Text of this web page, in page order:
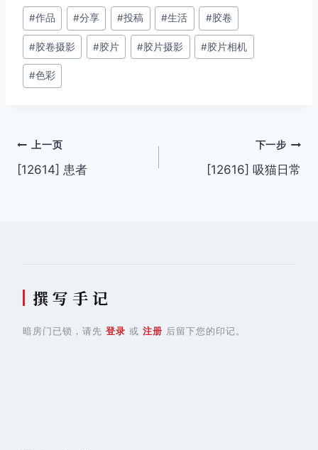
文
章
标
签：
#作品 #分享 #投稿 #生活 #胶卷
#胶卷摄影 #胶片 #胶片摄影 #胶片相机
#色彩
文
章
上一页
[12614] 患者
下一步
[12616] 吸猫日常
撰 写 手 记
暗房门已锁，请先 登录 或 注册 后留下您的印记。